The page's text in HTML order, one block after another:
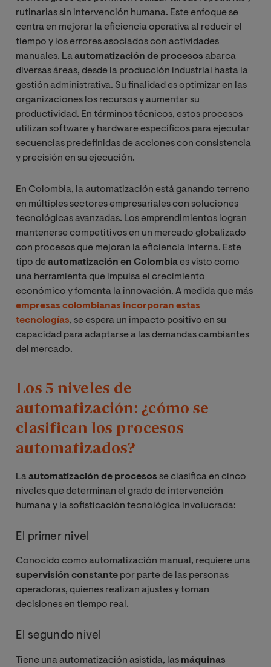
rutinarias sin intervención humana. Este enfoque se
centra en mejorar la eficiencia operativa al reducir el
tiempo y los errores asociados con actividades
manuales. Laautomatización de procesos abarca
diversas áreas, desde la producción industrial hasta la
gestión administrativa. Su finalidad es optimizar en las
organizaciones los recursos y aumentar su
productividad. En términos técnicos, estos procesos
utilizan software y hardware específicos para ejecutar
secuencias predefinidas de acciones con consistencia
y precisión en su ejecución.
En Colombia, la automatización está ganando terreno
en múltiples sectores empresariales con soluciones
tecnológicas avanzadas. Los emprendimientos logran
mantenerse competitivos en un mercado globalizado
con procesos que mejoran la eficiencia interna. Este
tipo deautomatización en Colombiaes visto como
una herramienta que impulsa el crecimiento
económico y fomenta la innovación. A medida que más
empresas colombianas incorporan estas
tecnologías, se espera un impacto positivo en su
capacidad para adaptarse a las demandas cambiantes
del mercado.
Los 5 niveles de
automatización: ¿cómo se
clasifican los procesos
automatizados?
Laautomatización de procesos se clasifica en cinco
niveles que determinan el grado de intervención
humana y la sofisticación tecnológica involucrada:
El primer nivel
Conocido como automatización manual, requiere una
supervisión constante por parte de las personas
operadoras, quienes realizan ajustes y toman
decisiones en tiempo real.
El segundo nivel
Tiene una automatización asistida, las máquinas